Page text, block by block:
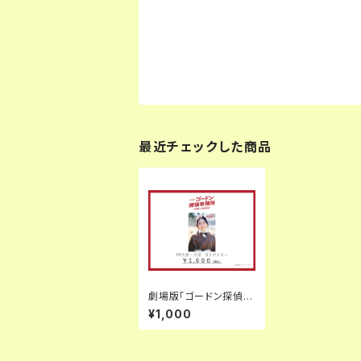
最近チェックした商品
劇場版「ゴードン探偵事
務所エピソード2 NOW
ON AIR」PR大使・日菜
B2ポスター
¥1,000